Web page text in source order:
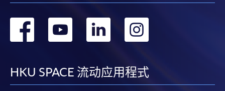
转
facebook
转
youtube
转
linkedin
转
HKU SPACE 流动应用程式